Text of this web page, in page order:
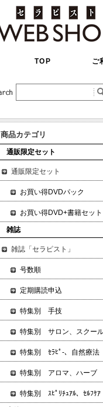
TOP ご
商品カテゴリ
通販限定セット
通販限定セット
お買い得DVDパック
お買い得DVD+書籍セット
雑誌
雑誌「セラピスト」
号数順
定期購読申込
特集別 手技
特集別 サロン、スクー
特集別 ｾﾗﾋﾟ-、自然療法
特集別 アロマ、ハーブ
特集別 ｽﾋﾟﾘﾁｭｱﾙ、ｾﾙﾌｹｱ